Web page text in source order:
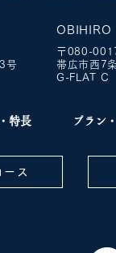
号
OBIHIRO
〒080-
帯広市西7
G-FLAT C
特長 プラン
ース